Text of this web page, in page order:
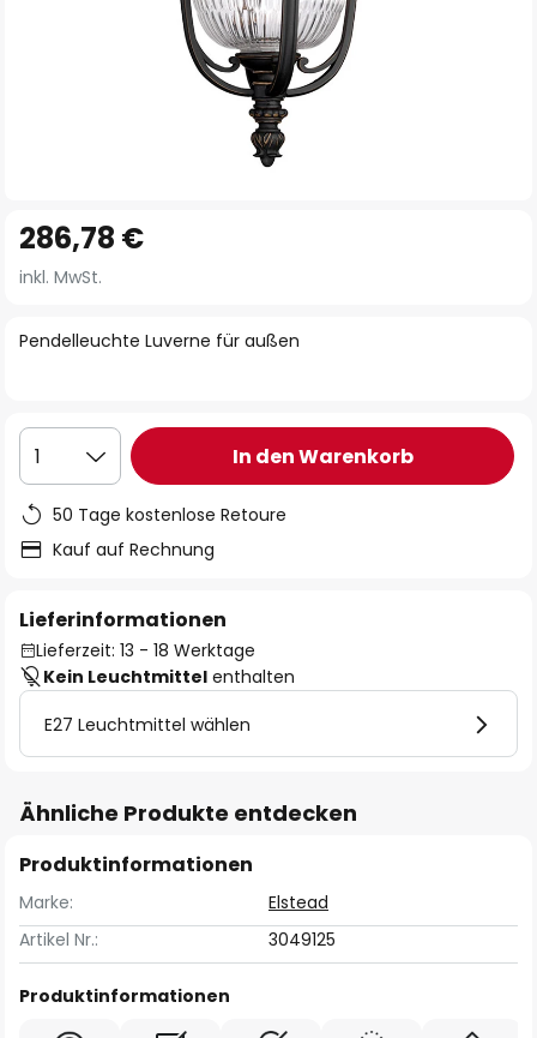
Anfang
der
springen
Pendelleuchte Luverne für außen
286,78 €
inkl. MwSt.
1 In den Warenkorb
50 Tage kostenlose Retoure
Kauf auf Rechnung
Lieferinformationen
Lieferzeit: 13 - 18 Werktage
Kein Leuchtmittel enthalten
E27 Leuchtmittel wählen
Ähnliche Produkte entdecken
Produktinformationen
Marke:
Elstead
Artikel Nr.:
3049125
Produktinformationen